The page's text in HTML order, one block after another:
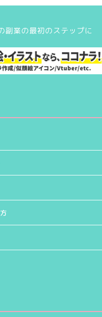
副業の最初のステップに